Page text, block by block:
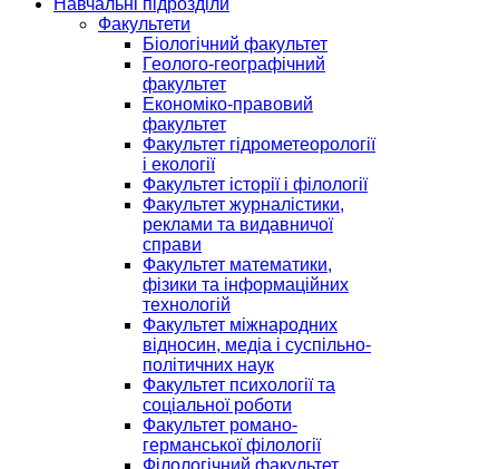
Навчальні підрозділи
Факультети
Біологічний факультет
Геолого-географічний
факультет
Економіко-правовий
факультет
Факультет гідрометеорології
і екології
Факультет історії і філології
Факультет журналістики,
реклами та видавничої
справи
Факультет математики,
фізики та інформаційних
технологій
Факультет міжнародних
відносин, медіа і суспільно-
політичних наук
Факультет психології та
соціальної роботи
Факультет романо-
германської філології
Філологічний факультет